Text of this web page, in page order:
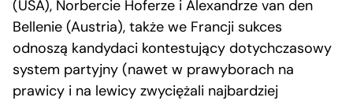
(USA), Norbercie Hoferze i Alexandrze van den
Bellenie (Austria), także we Francji sukces
odnoszą kandydaci kontestujący dotychczasowy
system partyjny (nawet w prawyborach na
prawicy i na lewicy zwyciężali najbardziej